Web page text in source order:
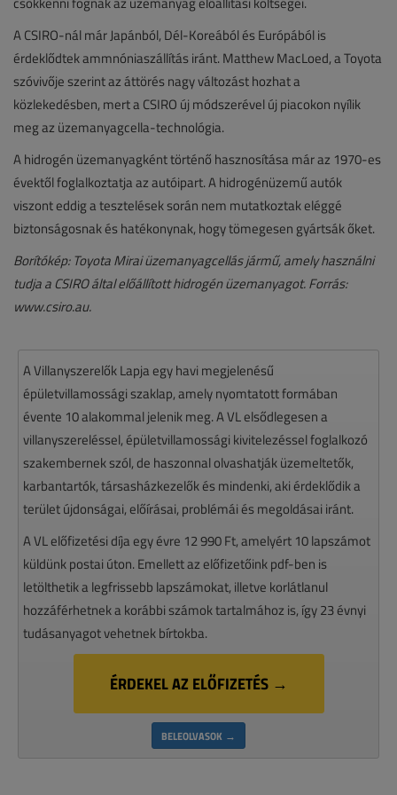
A CSIRO-nál már Japánból, Dél-Koreából és Európából is
érdeklődtek ammnóniaszállítás iránt. Matthew MacLoed, a Toyota
szóvivője szerint az áttörés nagy változást hozhat a
közlekedésben, mert a CSIRO új módszerével új piacokon nyílik
meg az üzemanyagcella-technológia.
A hidrogén üzemanyagként történő hasznosítása már az 1970-es
évektől foglalkoztatja az autóipart. A hidrogénüzemű autók
viszont eddig a tesztelések során nem mutatkoztak eléggé
biztonságosnak és hatékonynak, hogy tömegesen gyártsák őket.
Borítókép: Toyota Mirai üzemanyagcellás jármű, amely használni
tudja a CSIRO által előállított hidrogén üzemanyagot. Forrás:
www.csiro.au.
A Villanyszerelők Lapja egy havi megjelenésű
épületvillamossági szaklap, amely nyomtatott formában
évente 10 alakommal jelenik meg. A VL elsődlegesen a
villanyszereléssel, épületvillamossági kivitelezéssel foglalkozó
szakembernek szól, de haszonnal olvashatják üzemeltetők,
karbantartók, társasházkezelők és mindenki, aki érdeklődik a
terület újdonságai, előírásai, problémái és megoldásai iránt.
A VL előfizetési díja egy évre 12 990 Ft, amelyért 10 lapszámot
küldünk postai úton. Emellett az előfizetőink pdf-ben is
letölthetik a legfrissebb lapszámokat, illetve korlátlanul
hozzáférhetnek a korábbi számok tartalmához is, így 23 évnyi
tudásanyagot vehetnek bírtokba.
ÉRDEKEL AZ ELŐFIZETÉS →
BELEOLVASOK →